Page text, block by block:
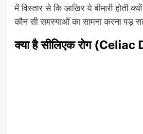
में विस्तार से कि आखिर ये बीमारी होती
कौन सी समस्याओं का सामना करना पड़
क्या है सीलिएक रोग